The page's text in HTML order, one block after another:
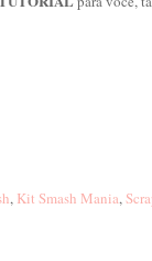
, Kit Smash Mania,